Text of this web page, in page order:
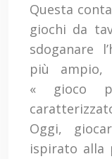
Questa
giochi da
sdoganare
più ampio,
« gioco
Oggi,
ispirato alla